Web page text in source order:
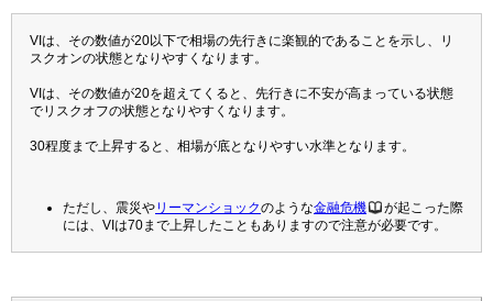
VIは、その数値が20以下で相場の先行きに楽観的であることを示し、リ
スクオンの状態となりやすくなります。
VIは、その数値が20を超えてくると、先行きに不安が高まっている状態
でリスクオフの状態となりやすくなります。
30程度まで上昇すると、相場が底となりやすい水準となります。
ただし、震災やリーマンショックのような金融危機
が起こった際
には、VIは70まで上昇したこともありますので注意が必要です。